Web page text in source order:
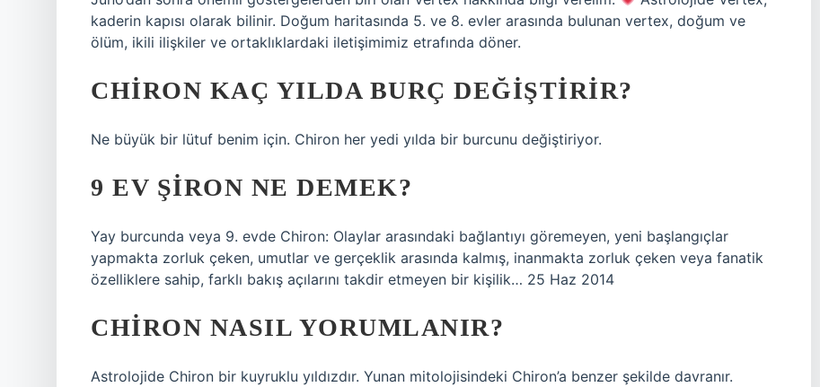
kaderin kapısı olarak bilinir. Doğum haritasında 5. ve 8. evler arasında bulunan vertex, doğum ve
ölüm, ikili ilişkiler ve ortaklıklardaki iletişimimiz etrafında döner.
CHIRON KAÇ YILDA BURÇ DEĞIŞTIRIR?
Ne büyük bir lütuf benim için. Chiron her yedi yılda bir burcunu değiştiriyor.
9 EV ŞIRON NE DEMEK?
Yay burcunda veya 9. evde Chiron: Olaylar arasındaki bağlantıyı göremeyen, yeni başlangıçlar
yapmakta zorluk çeken, umutlar ve gerçeklik arasında kalmış, inanmakta zorluk çeken veya fanatik
özelliklere sahip, farklı bakış açılarını takdir etmeyen bir kişilik… 25 Haz 2014
CHIRON NASIL YORUMLANIR?
Astrolojide Chiron bir kuyruklu yıldızdır. Yunan mitolojisindeki Chiron’a benzer şekilde davranır.